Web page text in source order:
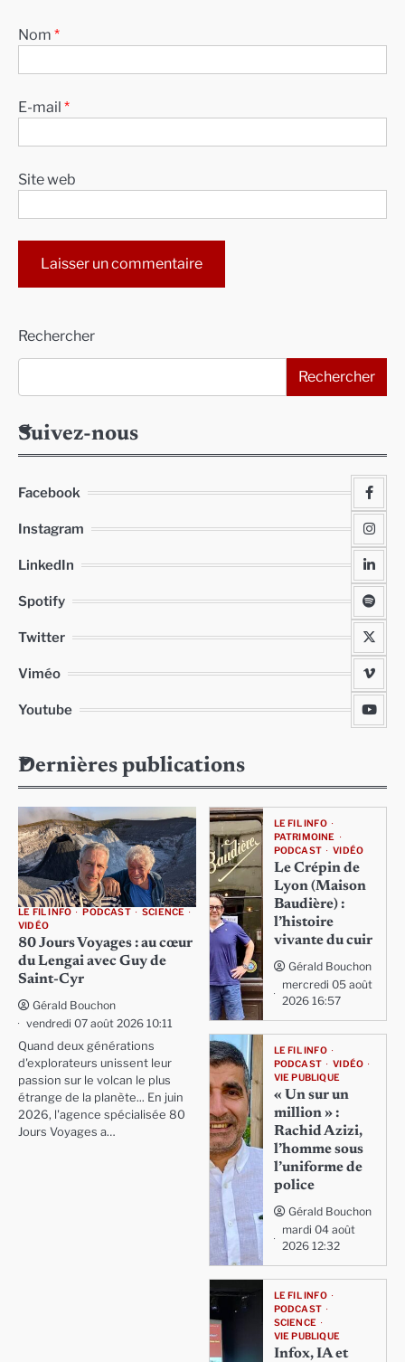
Nom *
E-mail *
Site web
Rechercher
Rechercher
Suivez-nous
Facebook
Instagram
LinkedIn
Spotify
Twitter
Viméo
Youtube
Dernières publications
LE FIL INFO PODCAST
SCIENCE
VIDÉO
80 Jours Voyages : au cœur
du Lengai avec Guy de
Saint-Cyr
Gérald Bouchon
vendredi 07 août 2026 10:11
Quand deux générations
d'explorateurs unissent leur
passion sur le volcan le plus
étrange de la planète... En juin
2026, l'agence spécialisée 80
Jours Voyages a…
LE FIL INFO
PATRIMOINE
PODCAST
VIDÉO
Le Crépin de
Lyon (Maison
Baudière) :
l’histoire
vivante du cuir
Gérald Bouchon
mercredi 05 août
2026 16:57
LE FIL INFO
PODCAST
VIDÉO
VIE PUBLIQUE
« Un sur un
million » :
Rachid Azizi,
l’homme sous
l’uniforme de
police
Gérald Bouchon
mardi 04 août
2026 12:32
LE FIL INFO
PODCAST
SCIENCE
VIE PUBLIQUE
Infox, IA et